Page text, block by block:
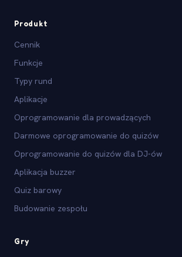
Produkt
Cennik
Funkcje
Typy rund
Aplikacje
Oprogramowanie dla prowadzących
Darmowe oprogramowanie do quizów
Oprogramowanie do quizów dla DJ-ów
Aplikacja buzzer
Quiz barowy
Budowanie zespołu
Gry